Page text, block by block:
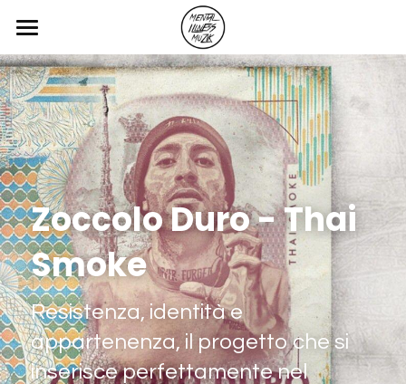
Home
Blog
Servizi
Contatti
Blog & Articoli
POWERED BY
Zoccolo Duro - Thai
Smoke
Resistenza, identità e
appartenenza, il progetto che si
inserisce perfettamente nel